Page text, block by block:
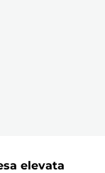
elevata